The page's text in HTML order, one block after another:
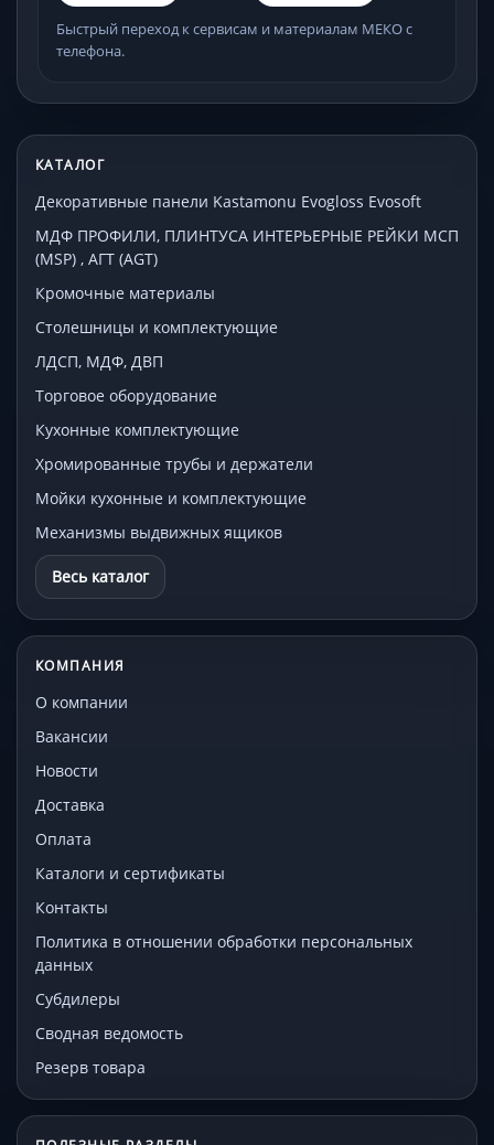
Быстрый переход к сервисам и материалам МЕКО с
телефона.
КАТАЛОГ
Декоративные панели Kastamonu Evogloss Evosoft
МДФ ПРОФИЛИ, ПЛИНТУСА ИНТЕРЬЕРНЫЕ РЕЙКИ МСП
(MSP) , АГТ (AGT)
Кромочные материалы
Столешницы и комплектующие
ЛДСП, МДФ, ДВП
Торговое оборудование
Кухонные комплектующие
Хромированные трубы и держатели
Мойки кухонные и комплектующие
Механизмы выдвижных ящиков
Весь каталог
КОМПАНИЯ
О компании
Вакансии
Новости
Доставка
Оплата
Каталоги и сертификаты
Контакты
Политика в отношении обработки персональных
данных
Субдилеры
Сводная ведомость
Резерв товара